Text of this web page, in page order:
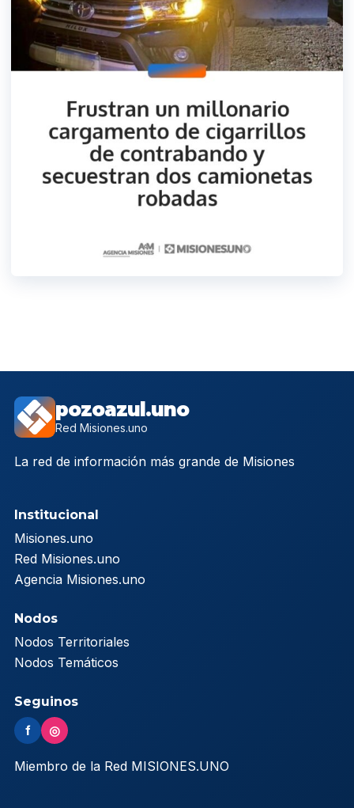
pozoazul.uno
Red Misiones.uno
La red de información más grande de Misiones
Institucional
Misiones.uno
Red Misiones.uno
Agencia Misiones.uno
Nodos
Nodos Territoriales
Nodos Temáticos
Seguinos
f ◎
Miembro de la Red MISIONES.UNO